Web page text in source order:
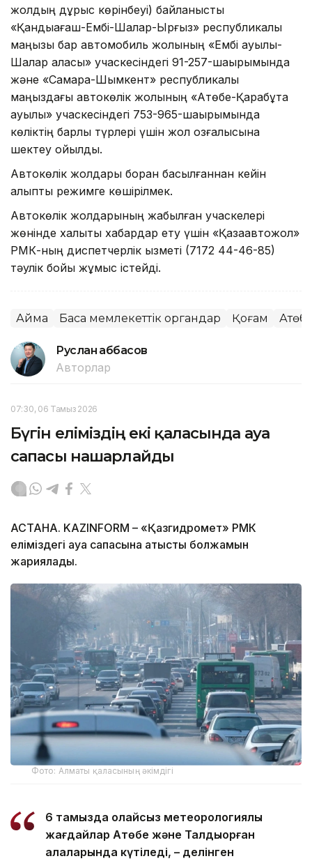
жолдың дұрыс көрінбеуі) байланысты
«Қандыағаш-Ембі-Шалқар-Ырғыз» республикалық
маңызы бар автомобиль жолының «Ембі ауылы-
Шалқар қаласы» учаскесіндегі 91-257-шақырымында
және «Самара-Шымкент» республикалық
маңыздағы автокөлік жолының «Ақтөбе-Қарабұтақ
ауылы» учаскесіндегі 753-965-шақырымында
көліктің барлық түрлері үшін жол қозғалысына
шектеу қойылды.
Автокөлік жолдары боран басылғаннан кейін
қалыпты режимге көшірілмек.
Автокөлік жолдарының жабылған учаскелері
жөнінде халықты хабардар ету үшін «Қазақавтожол»
РМК-ның диспетчерлік қызметі (7172 44-46-85)
тәулік бойы жұмыс істейді.
Аймақ Басқа мемлекеттік органдар Қоғам
Руслан Ғаббасов
Авторлар
07:30, 06 Тамыз 2026
Бүгін еліміздің екі қаласында ауа
сапасы нашарлайды
АСТАНА. KAZINFORM – «Қазгидромет» РМК
еліміздегі ауа сапасына қатысты болжамын
жариялады.
Фото: Алматы қаласының әкімдігі
6 тамызда қолайсыз метеорологиялық
жағдайлар Ақтөбе және Талдықорған
қалаларында күтіледі, – делінген